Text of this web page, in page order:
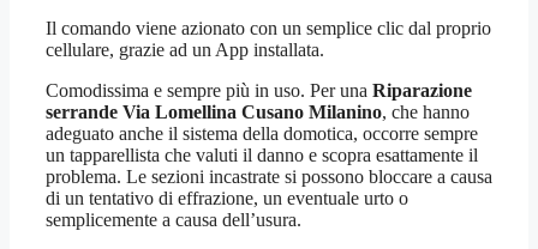
Il comando viene azionato con un semplice clic dal proprio
cellulare, grazie ad un App installata.
Comodissima e sempre più in uso. Per una Riparazione
serrande Via Lomellina Cusano Milanino, che hanno
adeguato anche il sistema della domotica, occorre sempre
un tapparellista che valuti il danno e scopra esattamente il
problema. Le sezioni incastrate si possono bloccare a causa
di un tentativo di effrazione, un eventuale urto o
semplicemente a causa dell’usura.